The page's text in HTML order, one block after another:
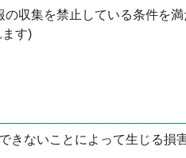
収集を禁止している条件を
す)
きないことによって生じる損